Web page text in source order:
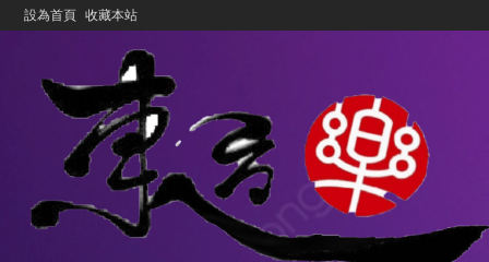
設為首頁 收藏本站